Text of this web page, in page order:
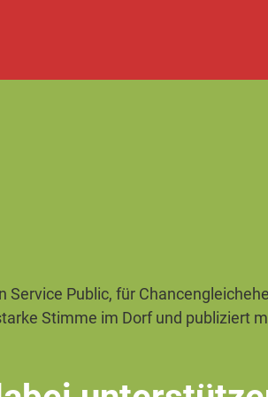
Public, für
Stimme im Dorf und publiziert